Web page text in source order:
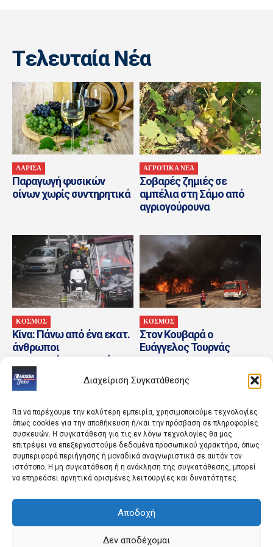
Διαχείριση Συγκατάθεσης
Για να παρέχουμε την καλύτερη εμπειρία, χρησιμοποιούμε τεχνολογίες
όπως cookies για την αποθήκευση ή/και την πρόσβαση σε πληροφορίες
συσκευών. Η συγκατάθεση για τις εν λόγω τεχνολογίες θα μας
επιτρέψει να επεξεργαστούμε δεδομένα προσωπικού χαρακτήρα, όπως
συμπεριφορά περιήγησης ή μοναδικά αναγνωριστικά σε αυτόν τον
ιστότοπο. Η μη συγκατάθεση ή η ανάκληση της συγκατάθεσης, μπορεί
να επηρεάσει αρνητικά ορισμένες λειτουργίες και δυνατότητες.
Αποδοχή
Δεν αποδέχομαι
Tελευταία Nέα
ΛΑΡΙΣΑ
Παραγωγή φυσικών
οίνων χωρίς συντηρητικά
ΑΓΡΟΤΙΚΑ ΝΕΑ
Σοβαρές ζημιές σε
αμπέλια στη Σάμο από
αγριογούρουνα
ΚΟΣΜΟΣ
Κίνα: Πάνω από ένα εκατ.
άνθρωποι
απομακρύνονται από τις
εστίες τους λόγω του
τυφώνα...
ΚΟΣΜΟΣ
Στον Κουβαρά ο
Ευάγγελος Τουρνάς
ΚΟΣΜΟΣ
Ευρώπη δεν είναι
προετοιμασμένη για
ΑΘΛΗΤΙΚΑ
Ενημέρωση ΑΟ Τρίκαλα
για τον αγώνα με ΑΕΛ